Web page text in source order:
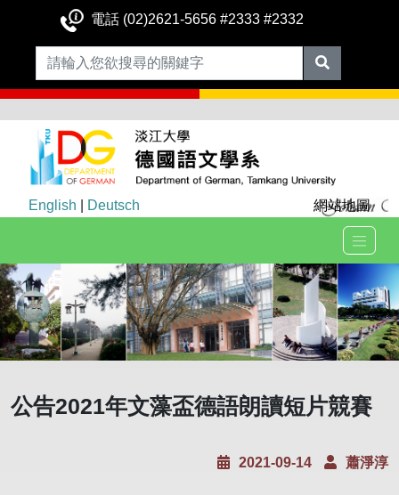
電話 (02)2621-5656 #2333 #2332
English Deutsch 網站地圖
公告2021年文藻盃德語朗讀短片競賽
2021-09-14 蕭淨淳